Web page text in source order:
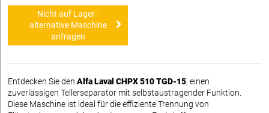
Nicht auf Lager -
alternative Maschine
anfragen
Entdecken Sie den Alfa Laval CHPX 510 TGD-15, einen
zuverlässigen Tellerseparator mit selbstaustragender Funktion.
Diese Maschine ist ideal für die effiziente Trennung von